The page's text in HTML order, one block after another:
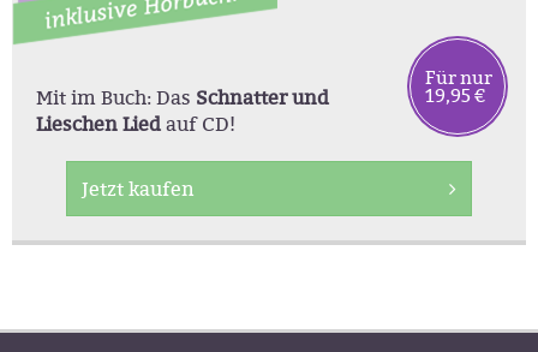
Für nur
19,95 €
Mit im Buch: Das Schnatter und
Lieschen Liedauf CD!
Jetzt kaufen